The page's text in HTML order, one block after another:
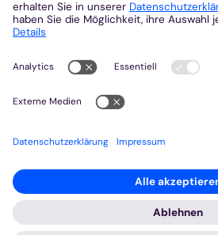
Link B
Link C
Kontakt
Gemeinsam.Vernetzt.Digital
Domplatz
55116 Mainz
© Bistum Aachen Impressum